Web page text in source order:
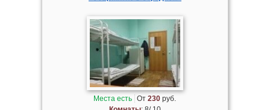
Места есть От230 руб.